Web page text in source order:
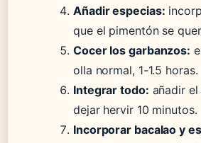
Añadir especias:
que el pimentón se
Cocer los garbanzos:
olla normal, 1-1.5 horas.
Integrar todo: añadir
dejar hervir 10 minutos.
Incorporar bacalao y